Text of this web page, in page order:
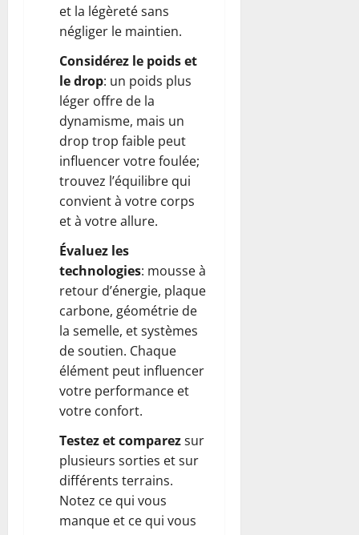
et la légèreté sans
négliger le maintien.
Considérez le poids et
le drop: un poids plus
léger offre de la
dynamisme, mais un
drop trop faible peut
influencer votre foulée;
trouvez l’équilibre qui
convient à votre corps
et à votre allure.
Évaluez les
technologies: mousse à
retour d’énergie, plaque
carbone, géométrie de
la semelle, et systèmes
de soutien. Chaque
élément peut influencer
votre performance et
votre confort.
Testez et comparezsur
plusieurs sorties et sur
différents terrains.
Notez ce qui vous
manque et ce qui vous